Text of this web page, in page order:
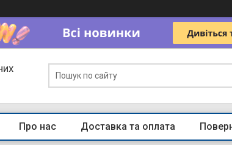
Про нас Доставка та оплата